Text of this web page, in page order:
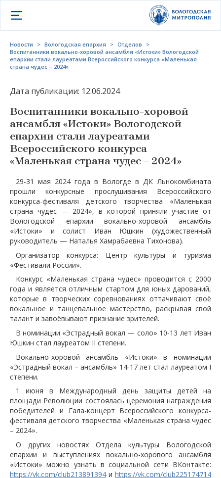
Открыть меню
Новости > Вологодская епархия > Отделов
>
Воспитанники вокально-хоровой ансамбля «Истоки» Вологодской
епархии стали лауреатами Всероссийского конкурса «Маленькая
страна чудес – 2024»
Дата публикации: 12.06.2024
Воспитанники вокально-хоровой
ансамбля «Истоки» Вологодской
епархии стали лауреатами
Всероссийского конкурса
«Маленькая страна чудес – 2024»
29-31 мая 2024 года в Вологде в ДК Льнокомбината
прошли конкурсные прослушивания Всероссийского
конкурса-фестиваля детского творчества «Маленькая
страна чудес — 2024», в которой приняли участие от
Вологодской епархии вокально-хоровой ансамбль
«Истоки» и солист Иван Юшкин (художественный
руководитель — Наталья Хамрабаевна Тихонова).
Организатор конкурса: Центр культуры и туризма
«Фестивали России».
Конкурс «Маленькая страна чудес» проводится с 2000
года и является отличным стартом для юных дарований,
которые в творческих соревнованиях оттачивают своё
вокальное и танцевальное мастерство, раскрывая свой
талант и завоёвывают признание зрителей.
В номинации «Эстрадный вокал — соло» 10-13 лет Иван
Юшкин стал лауреатом II степени.
Вокально-хоровой ансамбль «Истоки» в номинации
«Эстрадный вокал – ансамбль» 14-17 лет стал лауреатом I
степени.
1 июня в Международный день защиты детей на
площади Революции состоялась церемония награждения
победителей и Гала-концерт Всероссийского конкурса-
фестиваля детского творчества «Маленькая страна чудес
– 2024».
О других новостях Отдела культуры Вологодской
епархии и выступлениях вокально-хорового ансамбля
«Истоки» можно узнать в социальной сети ВКонтакте:
https://vk.com/club213891394и https://vk.com/club225174714